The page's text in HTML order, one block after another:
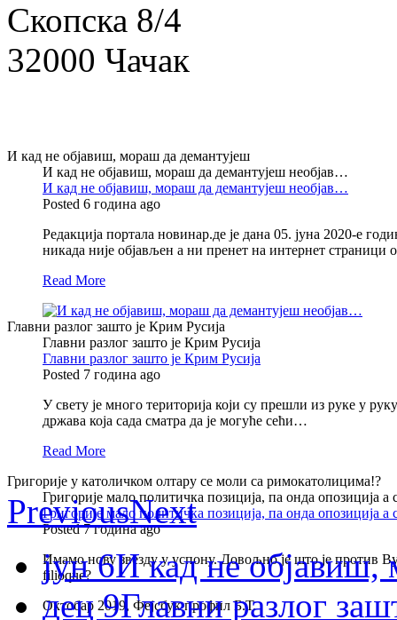
Скопска 8/4
32000 Чачак
И кад не објавиш, мораш да демантујеш
И кад не објавиш, мораш да демантујеш необјав…
И кад не објавиш, мораш да демантујеш необјав…
Posted 6 година ago
Редакција портала новинар.де је дана 05. јуна 2020-е
никада није објављен а ни пренет на интернет страници
Read More
Главни разлог зашто је Крим Русија
Главни разлог зашто је Крим Русија
Главни разлог зашто је Крим Русија
Posted 7 година ago
У свету је много територија који су прешли из руке у
држава која сада сматра да је могуће сећи…
Read More
Григорије у католичком олтару се моли са римокатолицима!?
Григорије мало политичка позиција, па онда опозиција
Григорије мало политичка позиција, па онда опозиција
Posted 7 година ago
Имамо нову звезду у успону. Довољно је што је против
filioque?
Октобар 2019, Фејсбук профил Б.Т.
PreviousNext
јун 6И кад не
дец 9Главни разлог